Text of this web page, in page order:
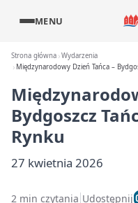
MENU
Strona główna Wydarzenia
Międzynarodowy Dzień Tańca –
Bydgoszcz
Rynku
27 kwietnia 2026
2 min czytania Udostępnij